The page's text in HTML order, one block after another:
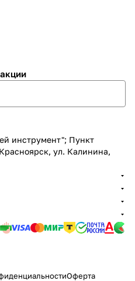
инструмент"; Пункт
ул. Калинина,
Оферта